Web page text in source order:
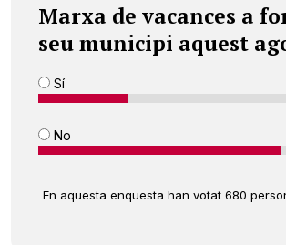
Marxa de vacances a
seu municipi aquest
Sí
No
En aquesta enquesta han votat 680